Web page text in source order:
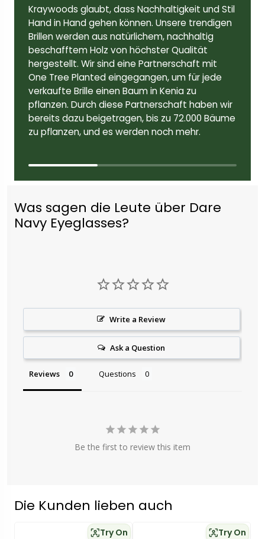
Kraywoods glaubt, dass Nachhaltigkeit und Stil
Hand in Hand gehen können. Unsere trendigen
Brillen werden aus natürlichem, nachhaltig
beschafftem Holz von höchster Qualität
hergestellt. Wir sind eine Partnerschaft mit
One Tree Planted eingegangen, um für jede
verkaufte Brille einen Baum in Kenia zu
pflanzen. Durch diese Partnerschaft haben wir
bereits dazu beigetragen, bis zu 72.000 Bäume
zu pflanzen, und es werden noch mehr.
Was sagen die Leute über Dare
Navy Eyeglasses?
Write a Review
Ask a Question
Reviews Questions
Be the first to review this item
Die Kunden lieben auch
Try On Try On